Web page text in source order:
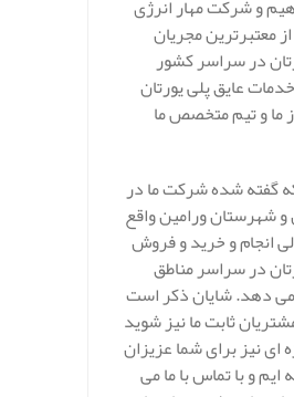
و شرکت مهار انرژی
معتبرترین مجریان
در سراسر کشور
عایق پلی یورتان
ما و تیم متخصص ما
گفته شده شرکت ما در
و شهرستان ورامین واقع
انجام و خرید و فروش
در سراسر مناطق
دهد. شایان ذکر است
ثابت ما نیز شوید
ای نیز برای شما عزیزان
ایم و با تماس با ما می